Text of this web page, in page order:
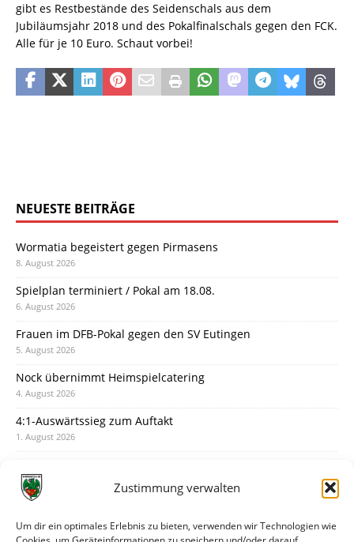
Zustimmung verwalten
Um dir ein optimales Erlebnis zu bieten, verwenden wir Technologien wie
gibt es Restbestände des Seidenschals aus dem
Jubiläumsjahr 2018 und des Pokalfinalschals gegen den FCK.
Alle für je 10 Euro. Schaut vorbei!
NEUESTE BEITRÄGE
Wormatia begeistert gegen Pirmasens
8. August 2026
Spielplan terminiert / Pokal am 18.08.
6. August 2026
Frauen im DFB-Pokal gegen den SV Eutingen
5. August 2026
Nock übernimmt Heimspielcatering
4. August 2026
4:1-Auswärtssieg zum Auftakt
1. August 2026
31. Juli 2026
30. Juli 2026